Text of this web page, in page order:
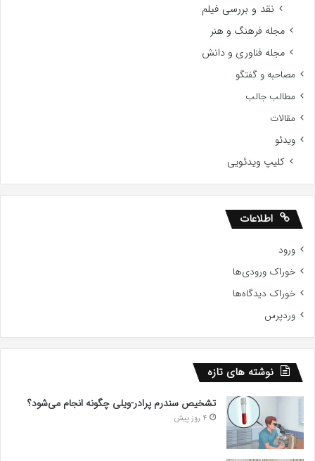
نقد و بررسی فیلم
مجله فرهنگ و هنر
مجله فناوری و دانش
مصاحبه و گفتگو
مطالب جالب
مقالات
ویدئو
کلیپ ویدئویی
اطلاعات
ورود
خوراک ورودی‌ها
خوراک دیدگاه‌ها
وردپرس
نوشته های تازه
تشخیص سندرم پرادر-ویلی چگونه انجام می‌شود؟
4 روز پیش